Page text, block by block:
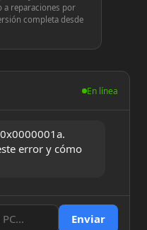
a reparaciones por
completa desde
En línea
error y cómo
Enviar